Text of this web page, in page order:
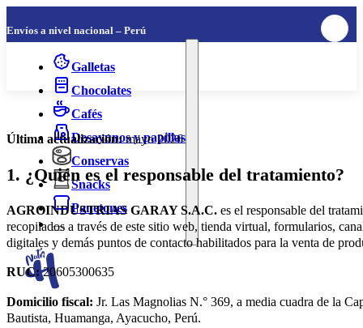
Envíos a nivel nacional – Perú
Galletas
Chocolates
Cafés
Desayunos y papillas
Conservas
Snacks
Panetones
Última actualización:mayo 2026
1. ¿Quién es el responsable del tratamiento?
AGROINDUSTRIAS GARAY S.A.C. es el responsable del
recopilados a través de este sitio web, tienda virtual, formularios,
digitales y demás puntos de contacto habilitados para la venta de
RUC:20605300635
Domicilio fiscal: Jr. Las Magnolias N.° 369, a media cuadra de la
Bautista, Huamanga, Ayacucho, Perú.